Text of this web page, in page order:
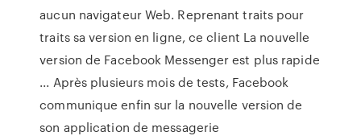
aucun navigateur Web. Reprenant traits pour
traits sa version en ligne, ce client La nouvelle
version de Facebook Messenger est plus rapide
... Après plusieurs mois de tests, Facebook
communique enfin sur la nouvelle version de
son application de messagerie